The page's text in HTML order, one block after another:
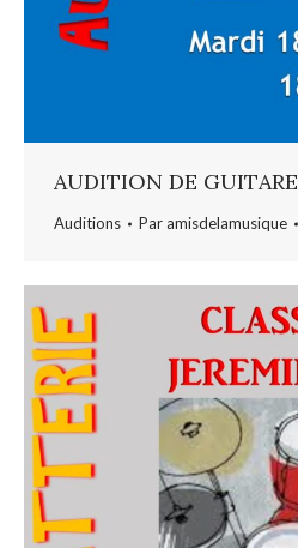
AUDITION DE GUITARE
Auditions Paramisdelamusique